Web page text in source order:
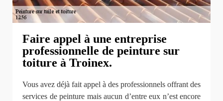
Faire appel à une entreprise
professionnelle de peinture sur
toiture à Troinex.
Vous avez déjà fait appel à des professionnels offrant des
services de peinture mais aucun d’entre eux n’est encore